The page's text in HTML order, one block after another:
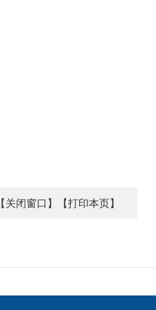
【关闭窗口】 【打印本页】